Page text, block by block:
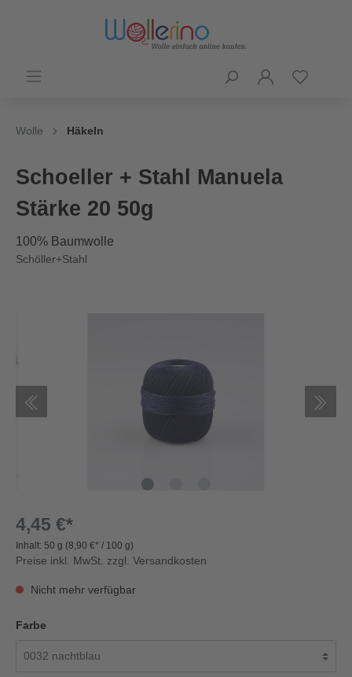
Wolle Häkeln
Schoeller + Stahl Manuela
Stärke 20 50g
100% Baumwolle
Schöller+Stahl
4,45 €*
Inhalt: 50 g (8,90 €* / 100 g)
Preise inkl. MwSt. zzgl. Versandkosten
Nicht mehr verfügbar
Farbe